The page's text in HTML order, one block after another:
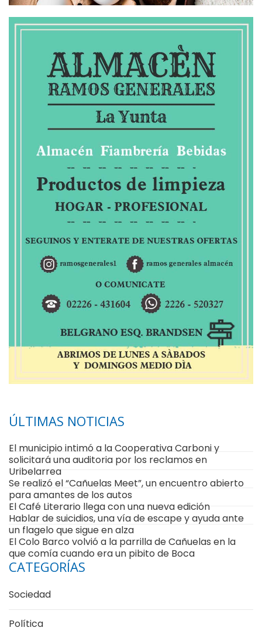
ÚLTIMAS NOTICIAS
El municipio intimó a la Cooperativa Carboni y
solicitará una auditoria por los reclamos en
Uribelarrea
Se realizó el “Cañuelas Meet”, un encuentro abierto
para amantes de los autos
El Café Literario llega con una nueva edición
Hablar de suicidios, una vía de escape y ayuda ante
un flagelo que sigue en alza
El Colo Barco volvió a la parrilla de Cañuelas en la
que comía cuando era un pibito de Boca
CATEGORÍAS
Sociedad
Política